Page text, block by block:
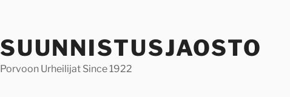
SUUNNISTUSJAOSTO
Porvoon Urheilijat Since 1922